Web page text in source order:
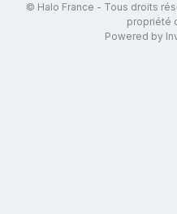
© Halo France - Tous droits
propriété
Powered by